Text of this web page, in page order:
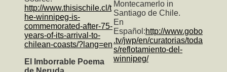
http://www.thisischile.cl/t
he-winnipeg-is-
commemorated-after-75-
years-of-its-arrival-to-
chilean-coasts/?lang=en
El Imborrable Poema
Montecamerlo in
Santiago de Chile.
En
Español:http://www.gobo
.tv/jwp/en/curatorias/toda
s/reflotamiento-del-
winnipeg/